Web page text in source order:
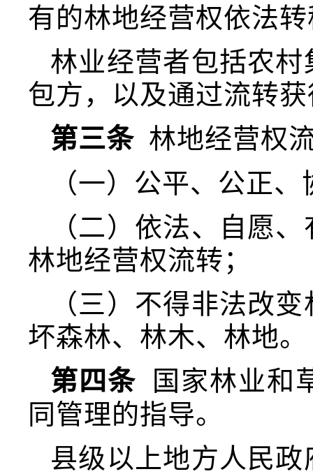
有的林地经营权依法
林业经营者包括农
包方，以及通过流转
第三条 林地经营权
（一）公平、公正
（二）依法、自愿
林地经营权流转；
（三）不得非法改
坏森林、林木、林地。
第四条
国家林业和
同管理的指导。
县级以上地方人民